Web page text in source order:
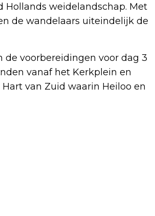
Hollands weidelandschap. Met
de wandelaars uiteindelijk de
voorbereidingen voor dag 3
vanaf het Kerkplein en
van Zuid waarin Heiloo en